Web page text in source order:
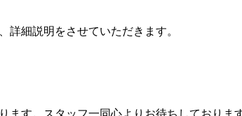
詳細説明をさせていただきます。
ます。スタッフ一同心よりお待ちしております